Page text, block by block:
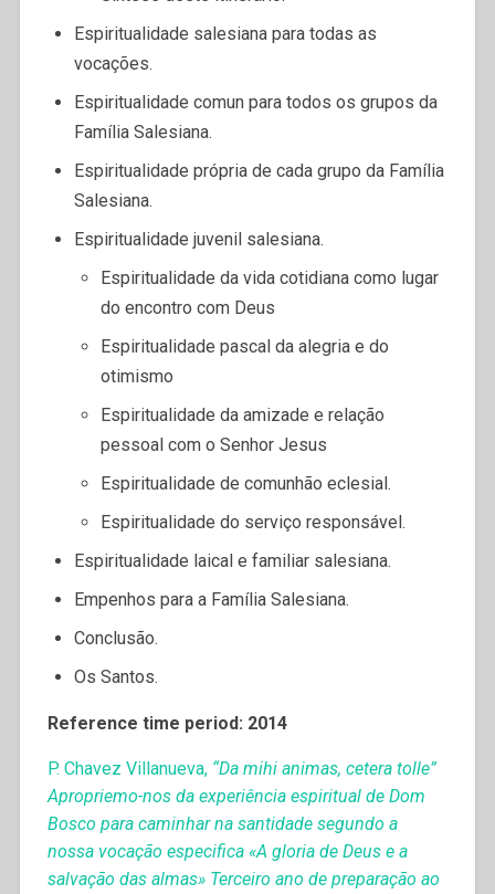
Espiritualidade salesiana para todas as
vocações.
Espiritualidade comun para todos os grupos da
Família Salesiana.
Espiritualidade própria de cada grupo da Família
Salesiana.
Espiritualidade juvenil salesiana.
Espiritualidade da vida cotidiana como lugar
do encontro com Deus
Espiritualidade pascal da alegria e do
otimismo
Espiritualidade da amizade e relação
pessoal com o Senhor Jesus
Espiritualidade de comunhão eclesial.
Espiritualidade do serviço responsável.
Espiritualidade laical e familiar salesiana.
Empenhos para a Família Salesiana.
Conclusão.
Os Santos.
Reference time period: 2014
P. Chavez Villanueva,“Da mihi animas, cetera tolle”
Apropriemo-nos da experiência espiritual de Dom
Bosco para caminhar na santidade segundo a
nossa vocação especifica «A gloria de Deus e a
salvação das almas» Terceiro ano de preparação ao